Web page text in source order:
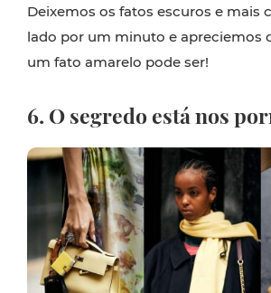
Deixemos os fatos escuros e mais
lado por um minuto e apreciemos
um fato amarelo pode ser!
6. O segredo está nos